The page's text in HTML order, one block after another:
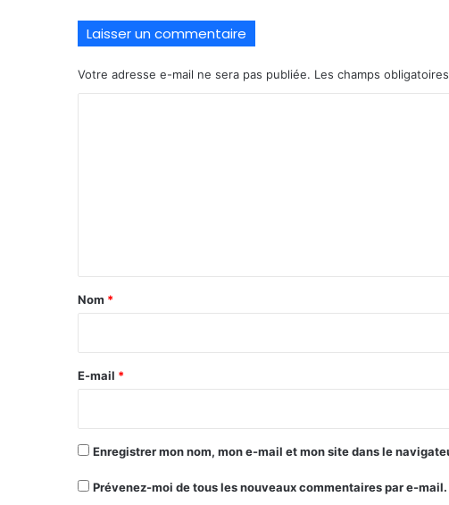
Laisser un commentaire
Votre adresse e-mail ne sera pas publiée. Les champs
a
e
Nom *
E-mail *
Enregistrer mon nom, mon e-mail et mon site dans le
Prévenez-moi de tous les nouveaux commentaires par e-mail.